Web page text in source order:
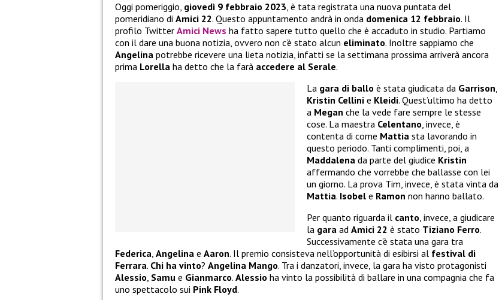
Oggi pomeriggio, giovedì 9 febbraio 2023, è tata registrata una nuova puntata del
pomeridiano di Amici 22. Questo appuntamento andrà in onda domenica 12 febbraio. Il
profilo Twitter Amici News ha fatto sapere tutto quello che è accaduto in studio. Partiamo
con il dare una buona notizia, ovvero non c’è stato alcun eliminato. Inoltre sappiamo che
Angelina potrebbe ricevere una lieta notizia, infatti se la settimana prossima arriverà ancora
prima Lorella ha detto che la farà accedere al Serale.
La gara di ballo è stata giudicata da Garrison,
Kristin Cellini e Kleidi. Quest’ultimo ha detto
a Megan che la vede fare sempre le stesse
cose. La maestra Celentano, invece, è
contenta di come Mattia sta lavorando in
questo periodo. Tanti complimenti, poi, a
Maddalena da parte del giudice Kristin
affermando che vorrebbe che ballasse con lei
un giorno. La prova Tim, invece, è stata vinta da
Mattia. Isobel e Ramon non hanno ballato.
Per quanto riguarda il canto, invece, a giudicare
la gara ad Amici 22 è stato Tiziano Ferro.
Successivamente c’è stata una gara tra
Federica, Angelina e Aaron. Il premio consisteva nell’opportunità di esibirsi al festival di
Ferrara. Chi ha vinto? Angelina Mango. Tra i danzatori, invece, la gara ha visto protagonisti
Alessio, Samu e Gianmarco. Alessio ha vinto la possibilità di ballare in una compagnia che fa
uno spettacolo sui Pink Floyd.